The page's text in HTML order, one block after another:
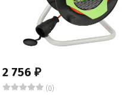
2 756 ₽
(0)